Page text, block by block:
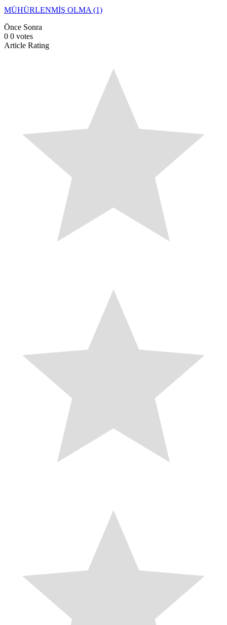
MÜHÜRLENMİŞ OLMA (1)
Önce Sonra
0 0 votes
Article Rating